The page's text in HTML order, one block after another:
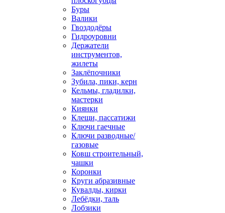
Буры
Валики
Гвоздодёры
Гидроуровни
Держатели
инструментов,
жилеты
Заклёпочники
Зубила, пики, керн
Кельмы, гладилки,
мастерки
Киянки
Клещи, пассатижи
Ключи гаечные
Ключи разводные/
газовые
Ковш строительный,
чашки
Коронки
Круги абразивные
Кувалды, кирки
Лебёдки, таль
Лобзики